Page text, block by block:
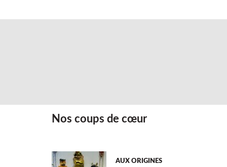
Nos coups de cœur
AUX ORIGINES